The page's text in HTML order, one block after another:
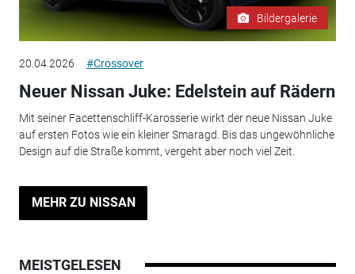
Bildergalerie
20.04.2026 #Crossover
Neuer Nissan Juke: Edelstein auf Rädern
Mit seiner Facettenschliff-Karosserie wirkt der neue Nissan Juke
auf ersten Fotos wie ein kleiner Smaragd. Bis das ungewöhnliche
Design auf die Straße kommt, vergeht aber noch viel Zeit.
MEHR ZU NISSAN
MEISTGELESEN